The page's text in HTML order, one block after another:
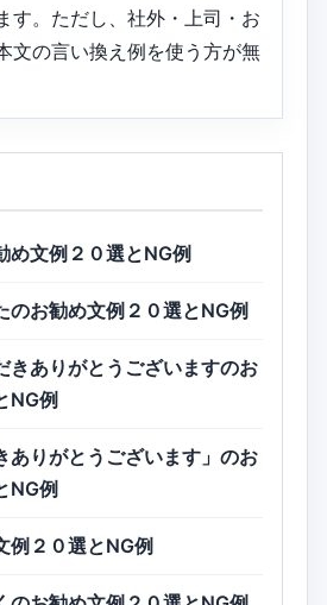
す。ただし、社外・上司・お
文の言い換え例を使う方が無
め文例２０選とNG例
のお勧め文例２０選とNG例
きありがとうございますのお
NG例
ありがとうございます」のお
NG例
例２０選とNG例